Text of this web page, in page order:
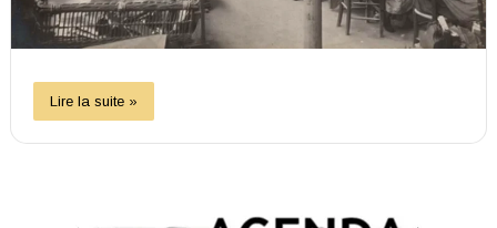
Lire la suite »